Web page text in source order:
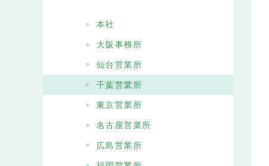
本社
大阪事務所
仙台営業所
千葉営業所
東京営業所
名古屋営業所
広島営業所